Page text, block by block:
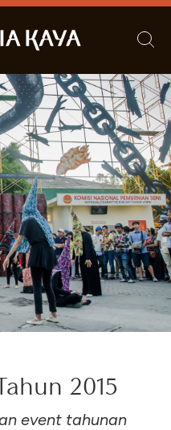
2015
event tahunan